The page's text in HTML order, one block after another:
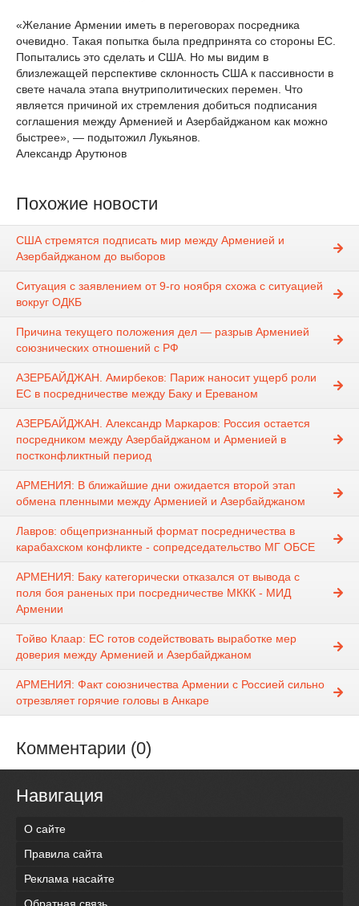
«Желание Армении иметь в переговорах посредника
очевидно. Такая попытка была предпринята со стороны ЕС.
Попытались это сделать и США. Но мы видим в
близлежащей перспективе склонность США к пассивности в
свете начала этапа внутриполитических перемен. Что
является причиной их стремления добиться подписания
соглашения между Арменией и Азербайджаном как можно
быстрее», — подытожил Лукьянов.
Александр Арутюнов
Похожие новости
США стремятся подписать мир между Арменией и
Азербайджаном до выборов
Ситуация с заявлением от 9-го ноября схожа с ситуацией
вокруг ОДКБ
Причина текущего положения дел — разрыв Арменией
союзнических отношений с РФ
АЗЕРБАЙДЖАН. Амирбеков: Париж наносит ущерб роли
ЕС в посредничестве между Баку и Ереваном
АЗЕРБАЙДЖАН. Александр Маркаров: Россия остается
посредником между Азербайджаном и Арменией в
постконфликтный период
АРМЕНИЯ: В ближайшие дни ожидается второй этап
обмена пленными между Арменией и Азербайджаном
Лавров: oбщепризнанный формат посредничества в
карабахском конфликте - сопредседательство МГ ОБСЕ
АРМЕНИЯ: Баку категорически отказался от вывода с
поля боя раненых при посредничестве МККК - МИД
Армении
Тойво Клаар: ЕС готов содействовать выработке мер
доверия между Арменией и Азербайджаном
АРМЕНИЯ: Факт союзничества Армении с Россией сильно
отрезвляет горячие головы в Анкаре
Комментарии (0)
Навигация
О сайте
Правила сайта
Реклама насайте